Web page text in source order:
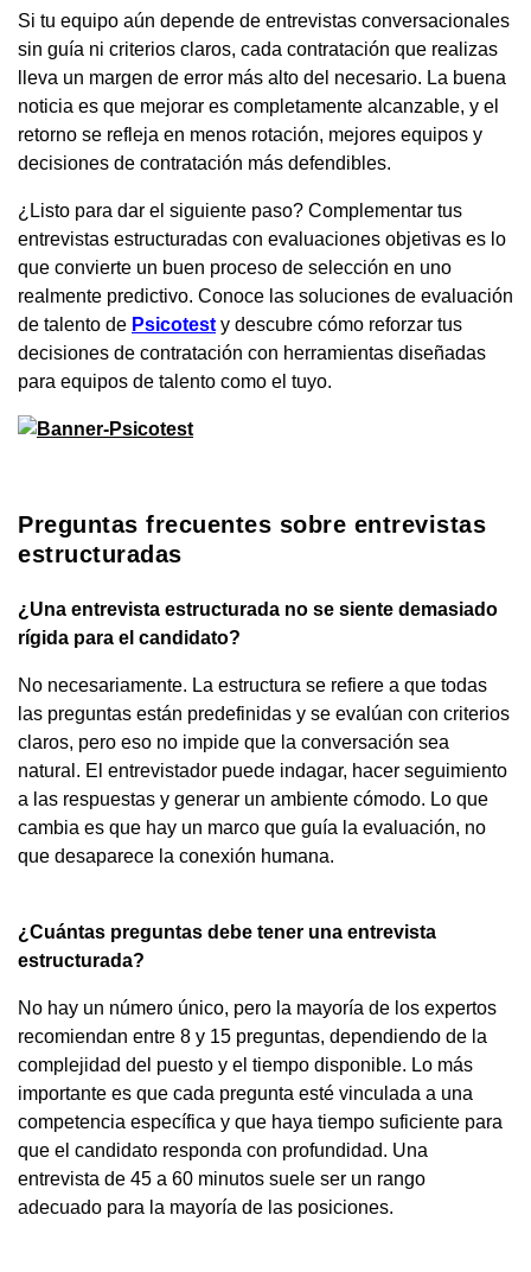
Si tu equipo aún depende de entrevistas conversacionales
sin guía ni criterios claros, cada contratación que realizas
lleva un margen de error más alto del necesario. La buena
noticia es que mejorar es completamente alcanzable, y el
retorno se refleja en menos rotación, mejores equipos y
decisiones de contratación más defendibles.
¿Listo para dar el siguiente paso? Complementar tus
entrevistas estructuradas con evaluaciones objetivas es lo
que convierte un buen proceso de selección en uno
realmente predictivo. Conoce las soluciones de evaluación
de talento de Psicotest y descubre cómo reforzar tus
decisiones de contratación con herramientas diseñadas
para equipos de talento como el tuyo.
Preguntas frecuentes sobre entrevistas
estructuradas
¿Una entrevista estructurada no se siente demasiado
rígida para el candidato?
No necesariamente. La estructura se refiere a que todas
las preguntas están predefinidas y se evalúan con criterios
claros, pero eso no impide que la conversación sea
natural. El entrevistador puede indagar, hacer seguimiento
a las respuestas y generar un ambiente cómodo. Lo que
cambia es que hay un marco que guía la evaluación, no
que desaparece la conexión humana.
¿Cuántas preguntas debe tener una entrevista
estructurada?
No hay un número único, pero la mayoría de los expertos
recomiendan entre 8 y 15 preguntas, dependiendo de la
complejidad del puesto y el tiempo disponible. Lo más
importante es que cada pregunta esté vinculada a una
competencia específica y que haya tiempo suficiente para
que el candidato responda con profundidad. Una
entrevista de 45 a 60 minutos suele ser un rango
adecuado para la mayoría de las posiciones.